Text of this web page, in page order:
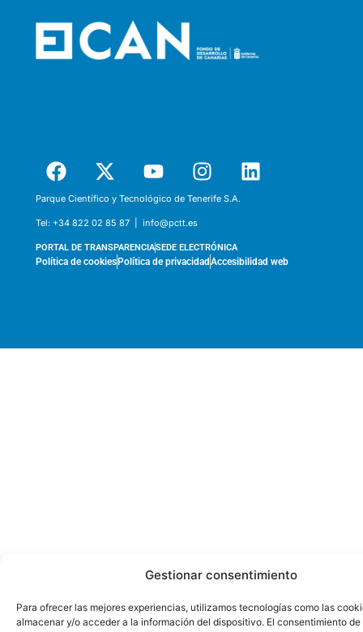
Gestionar consentimiento
Para ofrecer las mejores experiencias, utilizamos tecnologías como las
almacenar y/o acceder a la información del dispositivo. El consentimiento de
Parque Científico y Tecnológico de Tenerife S.A.
Tel: +34 822 02 85 87 | info@pctt.es
PORTAL DE TRANSPARENCIASEDE ELECTRÓNICA
Política de cookiesPolítica de privacidadAccesibilidad web